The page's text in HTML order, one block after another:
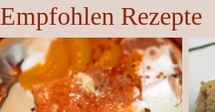
Empfohlen Rezepte